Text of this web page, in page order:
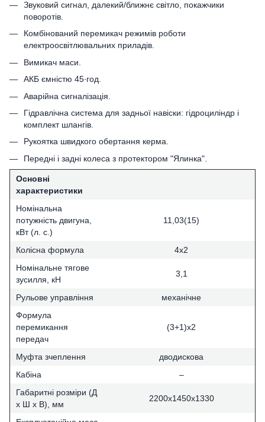
Звуковий сигнал, далекий/ближнє світло, покажчики
поворотів.
Комбінований перемикач режимів роботи
електроосвітлювальних приладів.
Вимикач маси.
АКБ ємністю 45∙год.
Аварійна сигналізація.
Гідравлічна система для задньої навіски: гідроциліндр і
комплект шлангів.
Рукоятка швидкого обертання керма.
Передні і задні колеса з протектором "Ялинка".
Основні
характеристики
Номінальна
потужність двигуна,
кВт (л. с.)
11,03(15)
Колісна формула
4х2
Номінальне тягове
зусилля, кН
3,1
Рульове управління
механічне
Формула
перемикання
передач
(3+1)х2
Муфта зчеплення
дводискова
Кабіна
–
Габаритні розміри (Д
х Ш х В), мм
2200х1450х1330